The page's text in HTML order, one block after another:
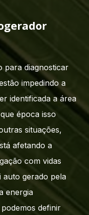
para diagnosticar
impedindo a
identificada a área
época isso
situações,
afetando a
com vidas
auto gerado pela
energia
definir